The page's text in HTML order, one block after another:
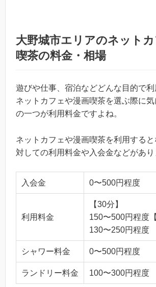
大野城市エリアのネット
喫茶の料金・相場
遊びや仕事、宿泊などどんな目的で利
ネットカフェや漫画喫茶を選ぶ際に気
の一つが利用料金ですよね。
ネットカフェや漫画喫茶を利用する
対しての利用料金や入会金などがあり
入会金 0〜500円程度
利用料金
【30分】
150〜500円程度
130〜250円程度
シャワー料金 0〜500円程度
ランドリー料金 100〜300円程度